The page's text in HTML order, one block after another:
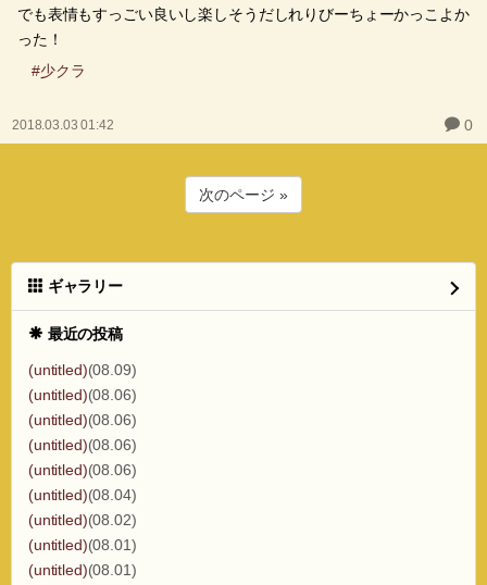
でも表情もすっごい良いし楽しそうだしれりびーちょーかっこよか
った！
#少クラ
2018.03.03 01:42 0
次のページ »
ギャラリー
最近の投稿
(untitled)(08.09)
(untitled)(08.06)
(untitled)(08.06)
(untitled)(08.06)
(untitled)(08.06)
(untitled)(08.04)
(untitled)(08.02)
(untitled)(08.01)
(untitled)(08.01)